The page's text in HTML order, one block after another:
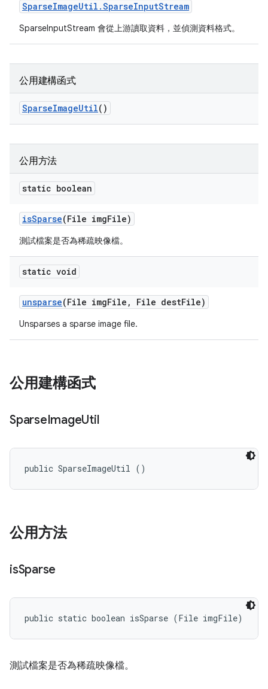
SparseImageUtil .SparseInputStream
SparseInputStream 會從上游讀取資料，並偵測資料格式。
公用建構函式
SparseImageUtil()
公用方法
static boolean
isSparse(File imgFile)
測試檔案是否為稀疏映像檔。
static void
unsparse(File imgFile , File destFile)
Unsparses a sparse image file.
公用建構函式
SparseImageUtil
public SparseImageUtil ()
公用方法
isSparse
public static boolean isSparse (File imgFile)
測試檔案是否為稀疏映像檔。